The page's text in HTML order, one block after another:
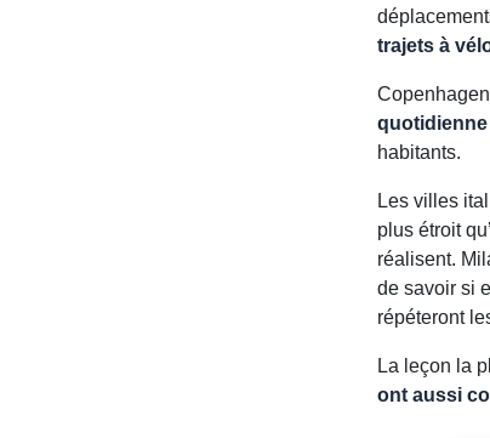
trajets à
quotidienne
habitants.
Les villes
plus étroit
réalisent.
de savoir si
répéteront
La leçon la
ont aussi